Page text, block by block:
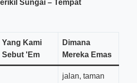
Sungai – Tempat
Yang Kami
Sebut 'Em
Dimana
Mereka Emas
jalan, taman